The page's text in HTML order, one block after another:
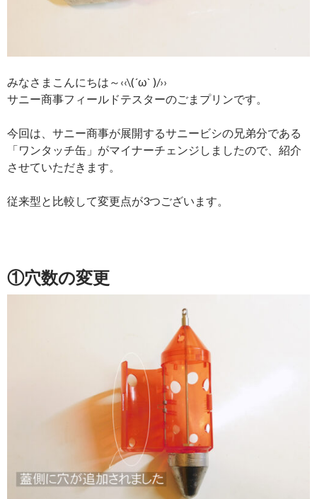
みなさまこんにちは～‹‹\(´ω` )/››
サニー商事フィールドテスターのごまプリンです。
今回は、サニー商事が展開するサニービシの兄弟分である
「ワンタッチ缶」がマイナーチェンジしましたので、紹介
させていただきます。
従来型と比較して変更点が3つございます。
①穴数の変更